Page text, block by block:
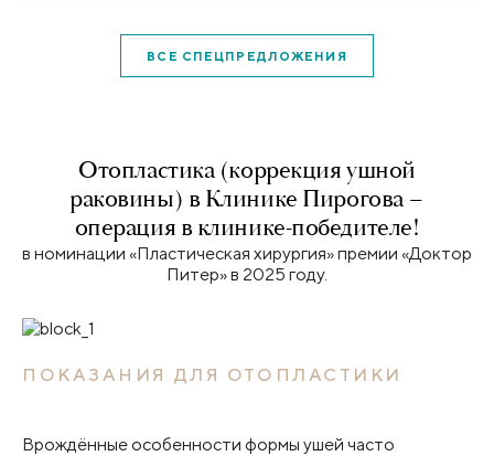
ВСЕ СПЕЦПРЕДЛОЖЕНИЯ
Отопластика (коррекция ушной
раковины) в Клинике Пирогова –
операция в клинике-победителе!
в номинации «Пластическая хирургия» премии «Доктор
Питер» в 2025 году.
ПОКАЗАНИЯ ДЛЯ ОТОПЛАСТИКИ
Врождённые особенности формы ушей часто